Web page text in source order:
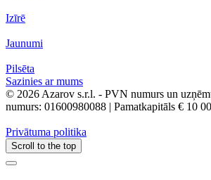
Izīrē
Jaunumi
Pilsēta
Sazinies ar mums
© 2026 Azarov s.r.l. - PVN numurs un
numurs: 01600980088 | Pamatkapitāls € 10
Privātuma politika
Scroll to the top